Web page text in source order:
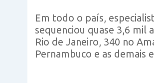
Em todo o país,
sequenciou quase 3,6 mil
Rio de Janeiro, 340 no
Pernambuco e as demais